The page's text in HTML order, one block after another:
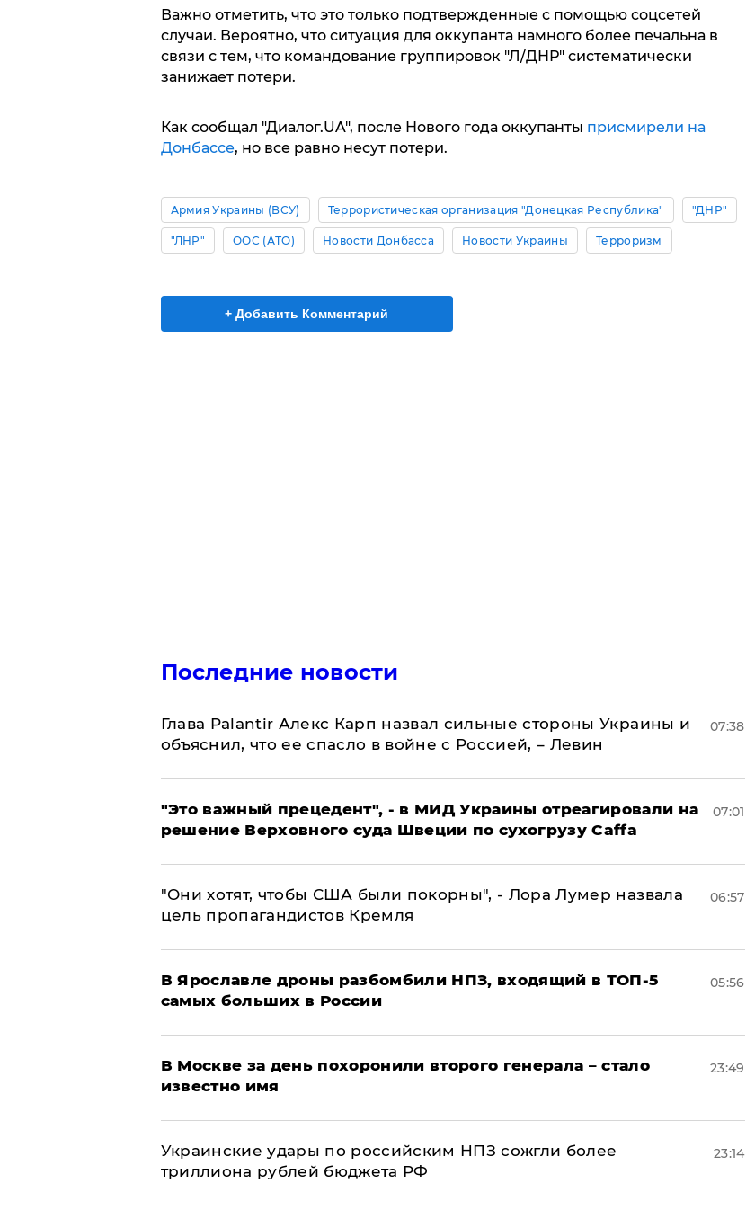
Важно отметить, что это только подтвержденные с помощью соцсетей
случаи. Вероятно, что ситуация для оккупанта намного более печальна в
связи с тем, что командование группировок "Л/ДНР" систематически
занижает потери.
Как сообщал "Диалог.UA", после Нового года оккупанты присмирели на
Донбассе, но все равно несут потери.
Армия Украины (ВСУ) Террористическая организация "Донецкая Республика" "ДНР"
"ЛНР" ООС (АТО) Новости Донбасса Новости Украины Терроризм
+ Добавить Комментарий
Последние новости
Глава Palantir Алекс Карп назвал сильные стороны Украины и
объяснил, что ее спасло в войне с Россией, – Левин
07:38
"Это важный прецедент", - в МИД Украины отреагировали на
решение Верховного суда Швеции по сухогрузу Caffa
07:01
"Они хотят, чтобы США были покорны", - Лора Лумер назвала
цель пропагандистов Кремля
06:57
В Ярославле дроны разбомбили НПЗ, входящий в ТОП-5
самых больших в России
05:56
В Москве за день похоронили второго генерала – стало
известно имя
23:49
Украинские удары по российским НПЗ сожгли более
триллиона рублей бюджета РФ
23:14